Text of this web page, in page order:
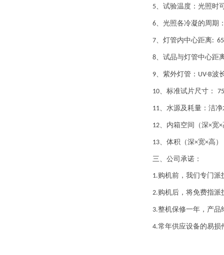
5、试验温度：光照时
6、光照各冷凝的周期
7、灯管内中心距离:
8、试品与灯管中心距
9、紫外灯管： UV-B波
10、标准试片尺寸：
11、水源及耗量：洁
12、内箱空间（深×宽×
13、体积（深×宽×高）
三、公司承诺：
1.购机前，我们专门派
2.购机后，将免费指派
3.整机保修一年，产品
4.常年供应设备的易损